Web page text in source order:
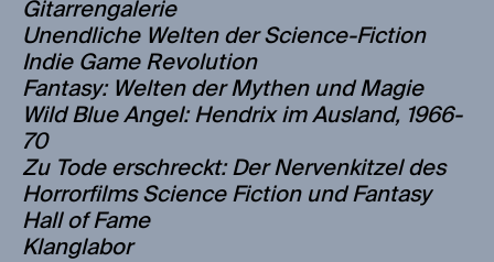
Gitarrengalerie
Unendliche Welten der Science-Fiction
Indie Game Revolution
Fantasy: Welten der Mythen und Magie
Wild Blue Angel: Hendrix im Ausland, 1966-
70
Zu Tode erschreckt: Der Nervenkitzel des
Horrorfilms Science Fiction und Fantasy
Hall of Fame
Klanglabor